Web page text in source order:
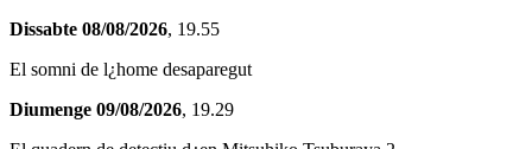
Dissabte 08/08/2026, 19.55
El somni de l¿home desaparegut
Diumenge 09/08/2026, 19.29